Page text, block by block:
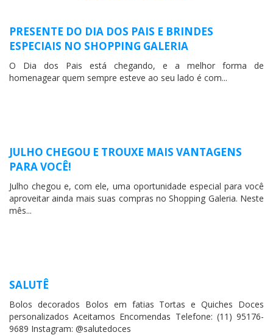
PRESENTE DO DIA DOS PAIS E BRINDES
ESPECIAIS NO SHOPPING GALERIA
O Dia dos Pais está chegando, e a melhor forma de
homenagear quem sempre esteve ao seu lado é com...
JULHO CHEGOU E TROUXE MAIS VANTAGENS
PARA VOCÊ!
Julho chegou e, com ele, uma oportunidade especial para você
aproveitar ainda mais suas compras no Shopping Galeria. Neste
mês...
SALUTÊ
Bolos decorados Bolos em fatias Tortas e Quiches Doces
personalizados Aceitamos Encomendas Telefone: (11) 95176-
9689 Instagram: @salutedoces